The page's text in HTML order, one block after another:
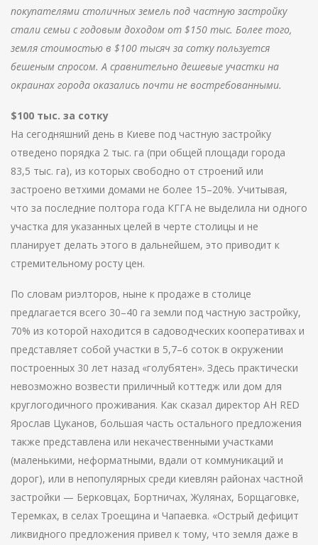
покупателями столичных земель под частную застройку
стали семьи с годовым доходом от $150 тыс. Более того,
земля стоимостью в $100 тысяч за сотку пользуется
бешеным спросом. А сравнительно дешевые участки на
окраинах города оказались почти не востребованными.
$100 тыс. за сотку
На сегодняшний день в Киеве под частную застройку
отведено порядка 2 тыс. га (при общей площади города
83,5 тыс. га), из которых свободно от строений или
застроено ветхими домами не более 15–20%. Учитывая,
что за последние полтора года КГГА не выделила ни одного
участка для указанных целей в черте столицы и не
планирует делать этого в дальнейшем, это приводит к
стремительному росту цен.
По словам риэлторов, ныне к продаже в столице
предлагается всего 30–40 га земли под частную застройку,
70% из которой находится в садоводческих кооперативах и
представляет собой участки в 5,7–6 соток в окружении
построенных 30 лет назад «голубятен». Здесь практически
невозможно возвести приличный коттедж или дом для
круглогодичного проживания. Как сказал директор АН RED
Ярослав Цуканов, большая часть остального предложения
также представлена или некачественными участками
(маленькими, неформатными, вдали от коммуникаций и
дорог), или в непопулярных среди киевлян районах частной
застройки — Берковцах, Бортничах, Жулянах, Борщаговке,
Теремках, в селах Троещина и Чапаевка. «Острый дефицит
ликвидного предложения привел к тому, что земля даже в